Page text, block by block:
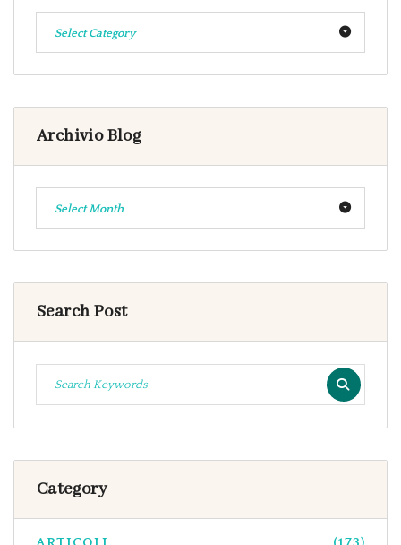
Select Category
Archivio Blog
Select Month
Search Post
Category